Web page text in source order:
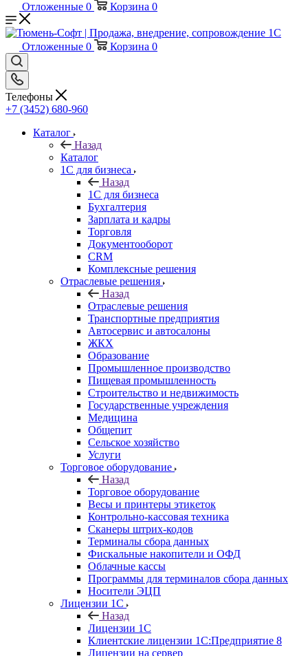
Отложенные 0 Корзина 0
Отложенные 0 Корзина 0
Телефоны
+7 (3452) 680-960
Каталог
Назад
Каталог
1С для бизнеса
Назад
1С для бизнеса
Бухгалтерия
Зарплата и кадры
Торговля
Документооборот
CRM
Комплексные решения
Отраслевые решения
Назад
Отраслевые решения
Транспортные предприятия
Автосервис и автосалоны
ЖКХ
Образование
Промышленное производство
Пищевая промышленность
Строительство и недвижимость
Государственные учреждения
Медицина
Общепит
Сельское хозяйство
Услуги
Торговое оборудование
Назад
Торговое оборудование
Весы и принтеры этикеток
Контрольно-кассовая техника
Сканеры штрих-кодов
Терминалы сбора данных
Фискальные накопители и ОФД
Облачные кассы
Программы для терминалов сбора данных
Носители ЭЦП
Лицензии 1С
Назад
Лицензии 1С
Клиентские лицензии 1С:Предприятие 8
Лицензии на сервер